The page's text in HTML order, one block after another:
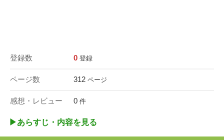
登録数 0 登録
ページ数 312 ページ
感想・レビュー 0 件
▶︎あらすじ・内容を見る